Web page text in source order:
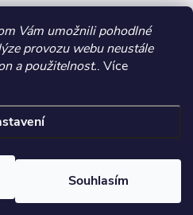
Vám umožnili pohodlné
provozu webu neustále
a použitelnost.. Více
Souhlasím
. Všechna práva vyhrazena.